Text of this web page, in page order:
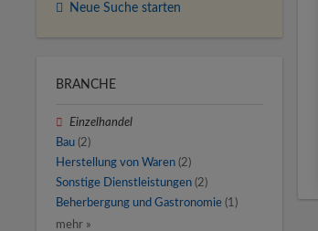
Neue Suche starten
BRANCHE
Einzelhandel
Bau (2)
Herstellung von Waren (2)
Sonstige Dienstleistungen (2)
Beherbergung und Gastronomie (1)
mehr »